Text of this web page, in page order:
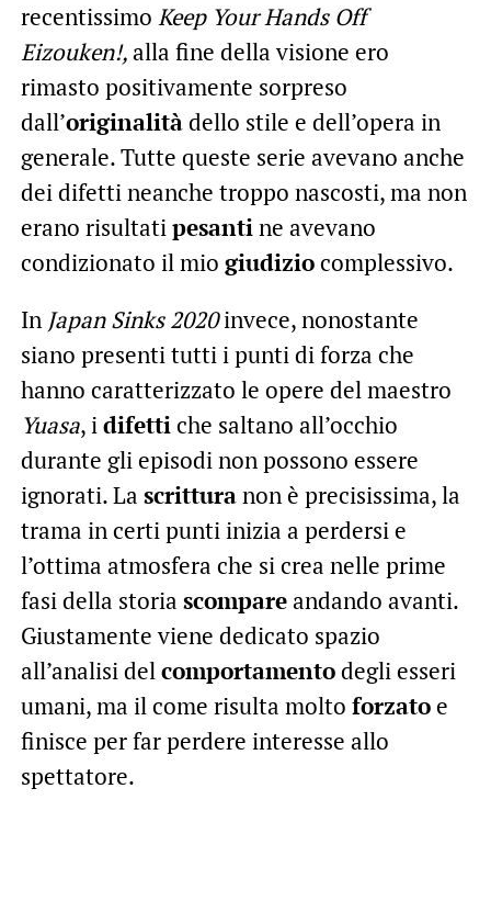
recentissimo Keep Your Hands Off
Eizouken!,alla fine della visione ero
rimasto positivamente sorpreso
dall’originalitàdello stile e dell’opera in
generale. Tutte queste serie avevano anche
dei difetti neanche troppo nascosti, ma non
erano risultatipesantine avevano
condizionato il mio giudiziocomplessivo.
In Japan Sinks 2020invece, nonostante
siano presenti tutti i punti di forza che
hanno caratterizzato le opere del maestro
Yuasa, idifettiche saltano all’occhio
durante gli episodi non possono essere
ignorati. La scritturanon è precisissima, la
trama in certi punti inizia a perdersi e
l’ottima atmosfera che si crea nelle prime
fasi della storia scompareandando avanti.
Giustamente viene dedicato spazio
all’analisi delcomportamentodegli esseri
umani, ma il come risulta molto forzatoe
finisce per far perdere interesse allo
spettatore.